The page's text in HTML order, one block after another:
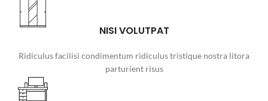
NISI VOLUTPAT
Ridiculus facilisi condimentum ridiculus tristique nostra litora
parturient risus